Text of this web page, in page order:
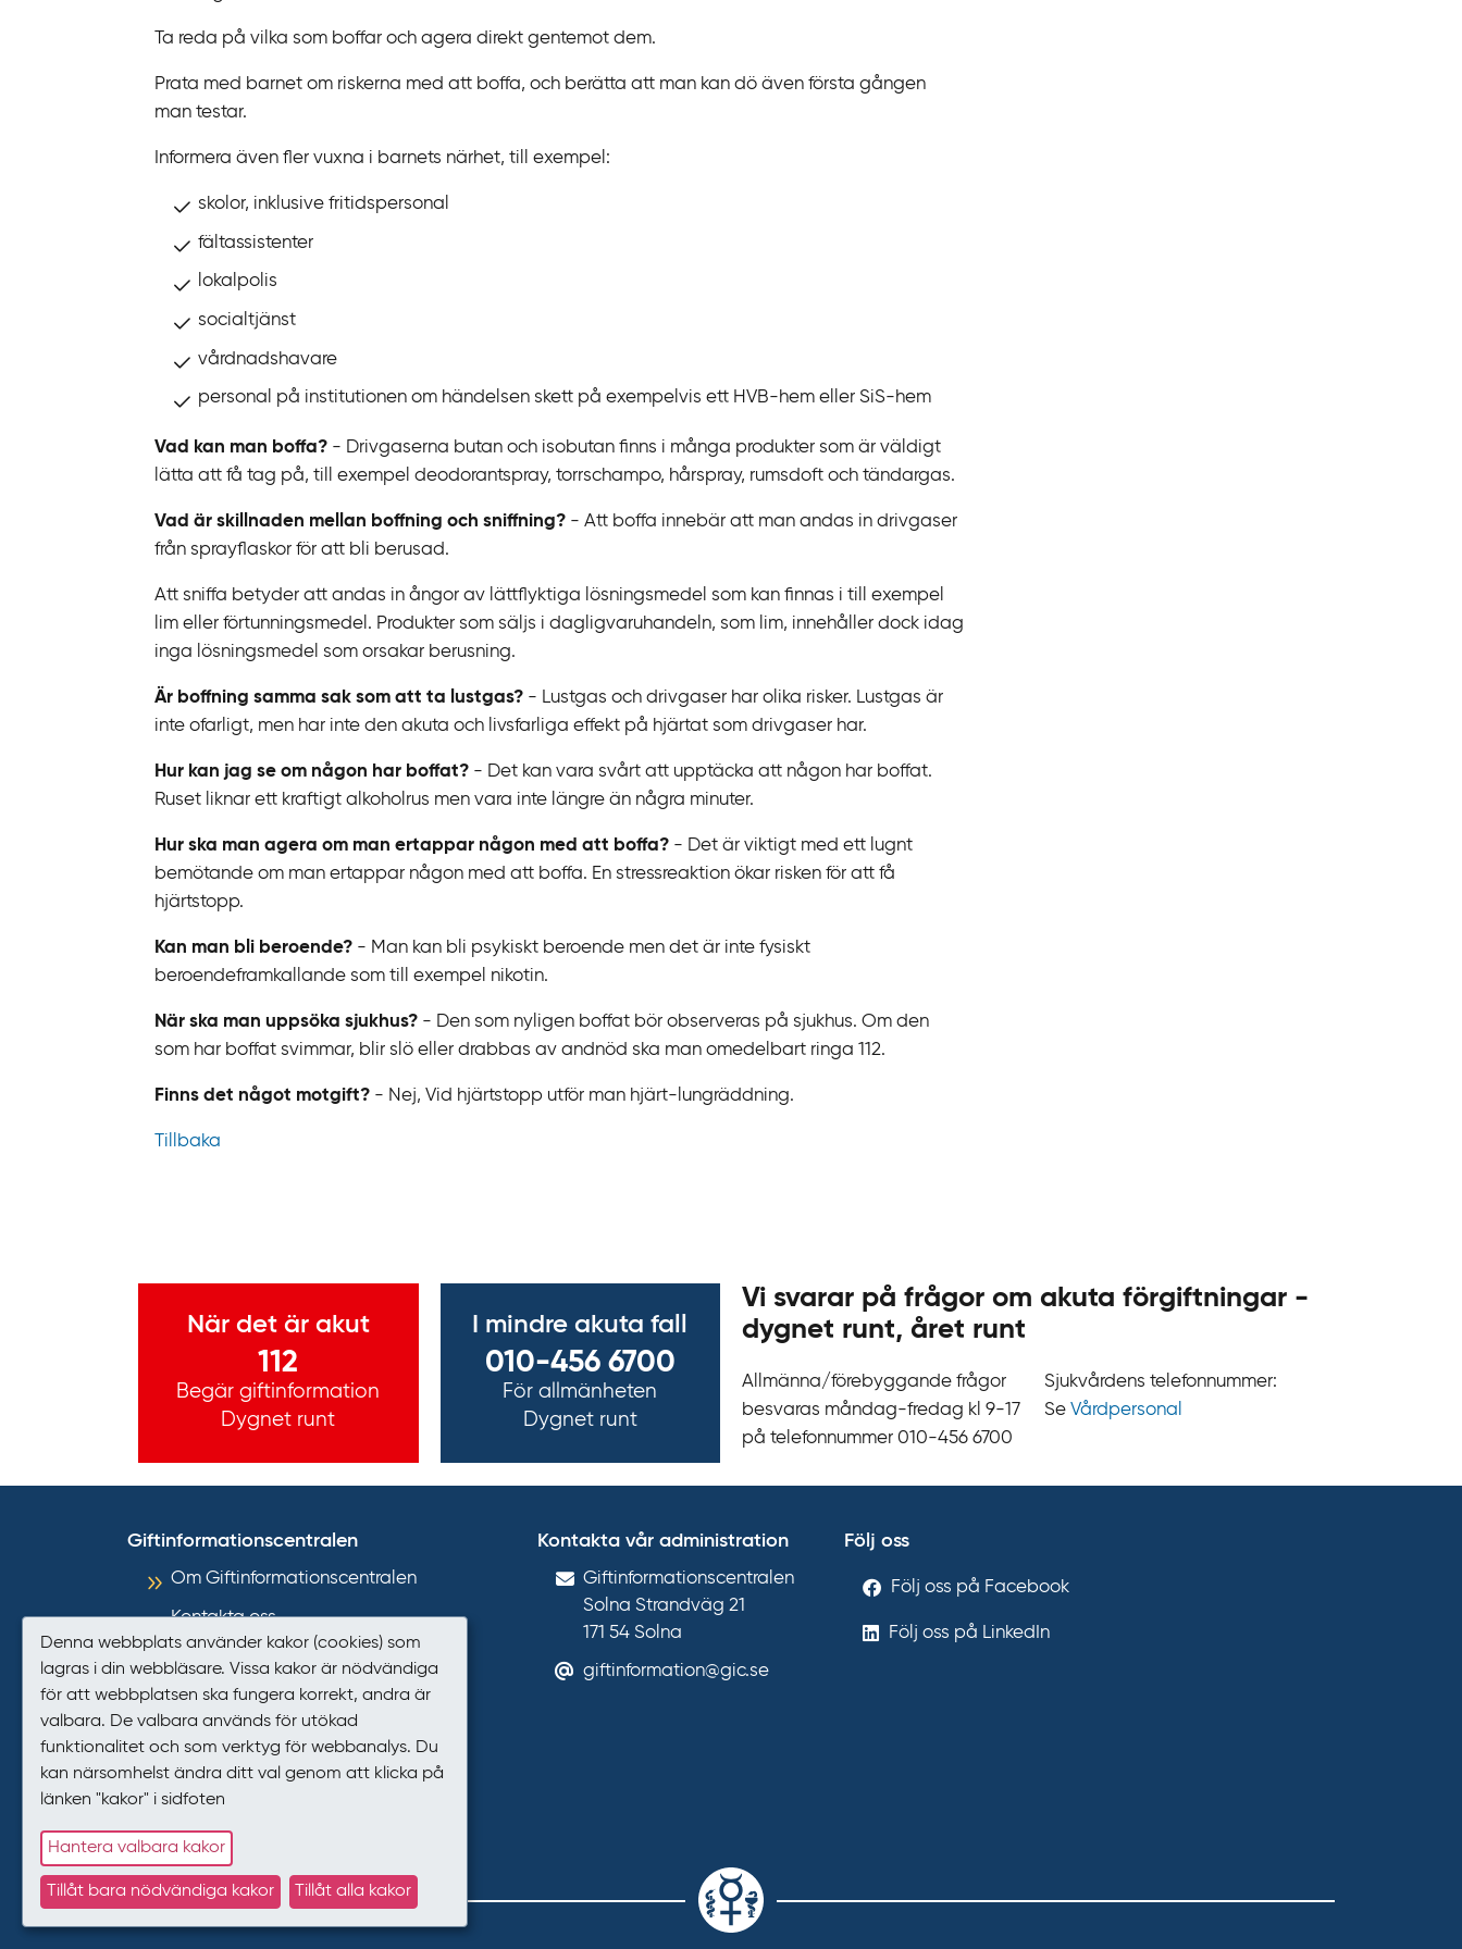
Denna webbplats använder kakor (cookies) som
lagras i din webbläsare. Vissa kakor är nödvändiga
för att webbplatsen ska fungera korrekt, andra är
valbara. De valbara används för utökad
funktionalitet och som verktyg för webbanalys. Du
kan närsomhelst ändra ditt val genom att klicka på
länken "kakor" i sidfoten
Hantera valbara kakor
Tillåt bara nödvändiga kakor Tillåt alla kakor
Ta reda på vilka som boffar och agera direkt gentemot dem.
Prata med barnet om riskerna med att boffa, och berätta att man kan dö även första gången
man testar.
Informera även fler vuxna i barnets närhet, till exempel:
skolor, inklusive fritidspersonal
fältassistenter
lokalpolis
socialtjänst
vårdnadshavare
personal på institutionen om händelsen skett på exempelvis ett HVB-hem eller SiS-hem
Vad kan man boffa? - Drivgaserna butan och isobutan finns i många produkter som är väldigt
lätta att få tag på, till exempel deodorantspray, torrschampo, hårspray, rumsdoft och tändargas.
Vad är skillnaden mellan boffning och sniffning? - Att boffa innebär att man andas in drivgaser
från sprayflaskor för att bli berusad.
Att sniffa betyder att andas in ångor av lättflyktiga lösningsmedel som kan finnas i till exempel
lim eller förtunningsmedel. Produkter som säljs i dagligvaruhandeln, som lim, innehåller dock idag
inga lösningsmedel som orsakar berusning.
Är boffning samma sak som att ta lustgas? - Lustgas och drivgaser har olika risker. Lustgas är
inte ofarligt, men har inte den akuta och livsfarliga effekt på hjärtat som drivgaser har.
Hur kan jag se om någon har boffat? - Det kan vara svårt att upptäcka att någon har boffat.
Ruset liknar ett kraftigt alkoholrus men vara inte längre än några minuter.
Hur ska man agera om man ertappar någon med att boffa? - Det är viktigt med ett lugnt
bemötande om man ertappar någon med att boffa. En stressreaktion ökar risken för att få
hjärtstopp.
Kan man bli beroende? - Man kan bli psykiskt beroende men det är inte fysiskt
beroendeframkallande som till exempel nikotin.
När ska man uppsöka sjukhus? - Den som nyligen boffat bör observeras på sjukhus. Om den
som har boffat svimmar, blir slö eller drabbas av andnöd ska man omedelbart ringa 112.
Finns det något motgift? - Nej, Vid hjärtstopp utför man hjärt-lungräddning.
Tillbaka
Viktig information
När det är akut
112
Begär giftinformation
Dygnet runt
I mindre akuta fall
010-456 6700
För allmänheten
Dygnet runt
Vi svarar på frågor om akuta förgiftningar -
dygnet runt, året runt
Allmänna/förebyggande frågor
besvaras måndag-fredag kl 9‍‍-17
på telefonnummer 010‍-‍456 6700
Sjukvårdens telefonnummer:
Se Vårdpersonal
Giftinformationscentralen
Om Giftinformationscentralen
Kontakta oss
Informationsmaterial
Så hanterar GIC personuppgifter
Tillgänglighet
Presstjänst
Kontakta vår administration
Gift­informations­centralen
Solna Strandväg 21
171 54 Solna
giftinformation@gic.se
Följ oss
Följ oss på Facebook
Följ oss på LinkedIn